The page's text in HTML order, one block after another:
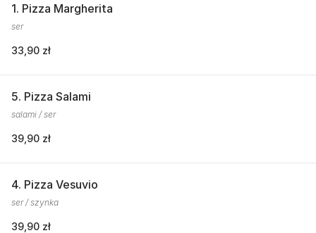
1. Pizza Margherita
ser
33,90 zł
5. Pizza Salami
salami / ser
39,90 zł
4. Pizza Vesuvio
ser / szynka
39,90 zł